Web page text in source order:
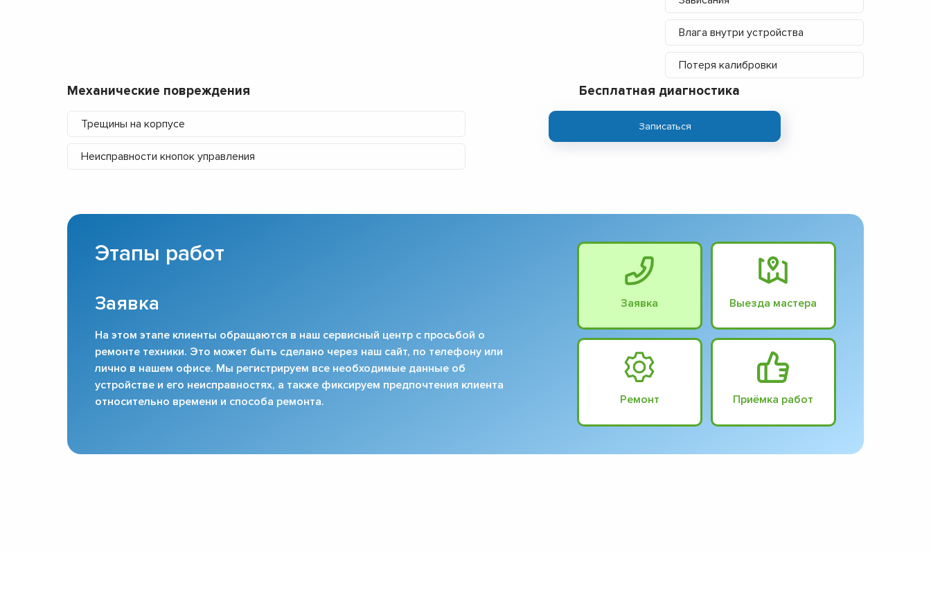
Влага внутри устройства
Потеря калибровки
Механические повреждения
Трещины на корпусе
Неисправности кнопок управления
Бесплатная диагностика
Записаться
Этапы работ
Заявка
На этом этапе клиенты обращаются в наш сервисный центр с просьбой о
ремонте техники. Это может быть сделано через наш сайт, по телефону или
лично в нашем офисе. Мы регистрируем все необходимые данные об
устройстве и его неисправностях, а также фиксируем предпочтения клиента
относительно времени и способа ремонта.
Заявка Выезда мастера
Ремонт Приёмка работ